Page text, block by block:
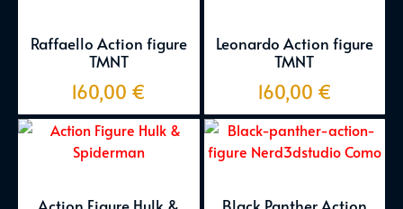
Raffaello Action figure
TMNT
160,00 €
Leonardo Action figure
TMNT
160,00 €